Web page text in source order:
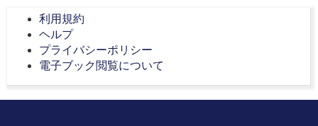
利用規約
ヘルプ
プライバシーポリシー
電子ブック閲覧について